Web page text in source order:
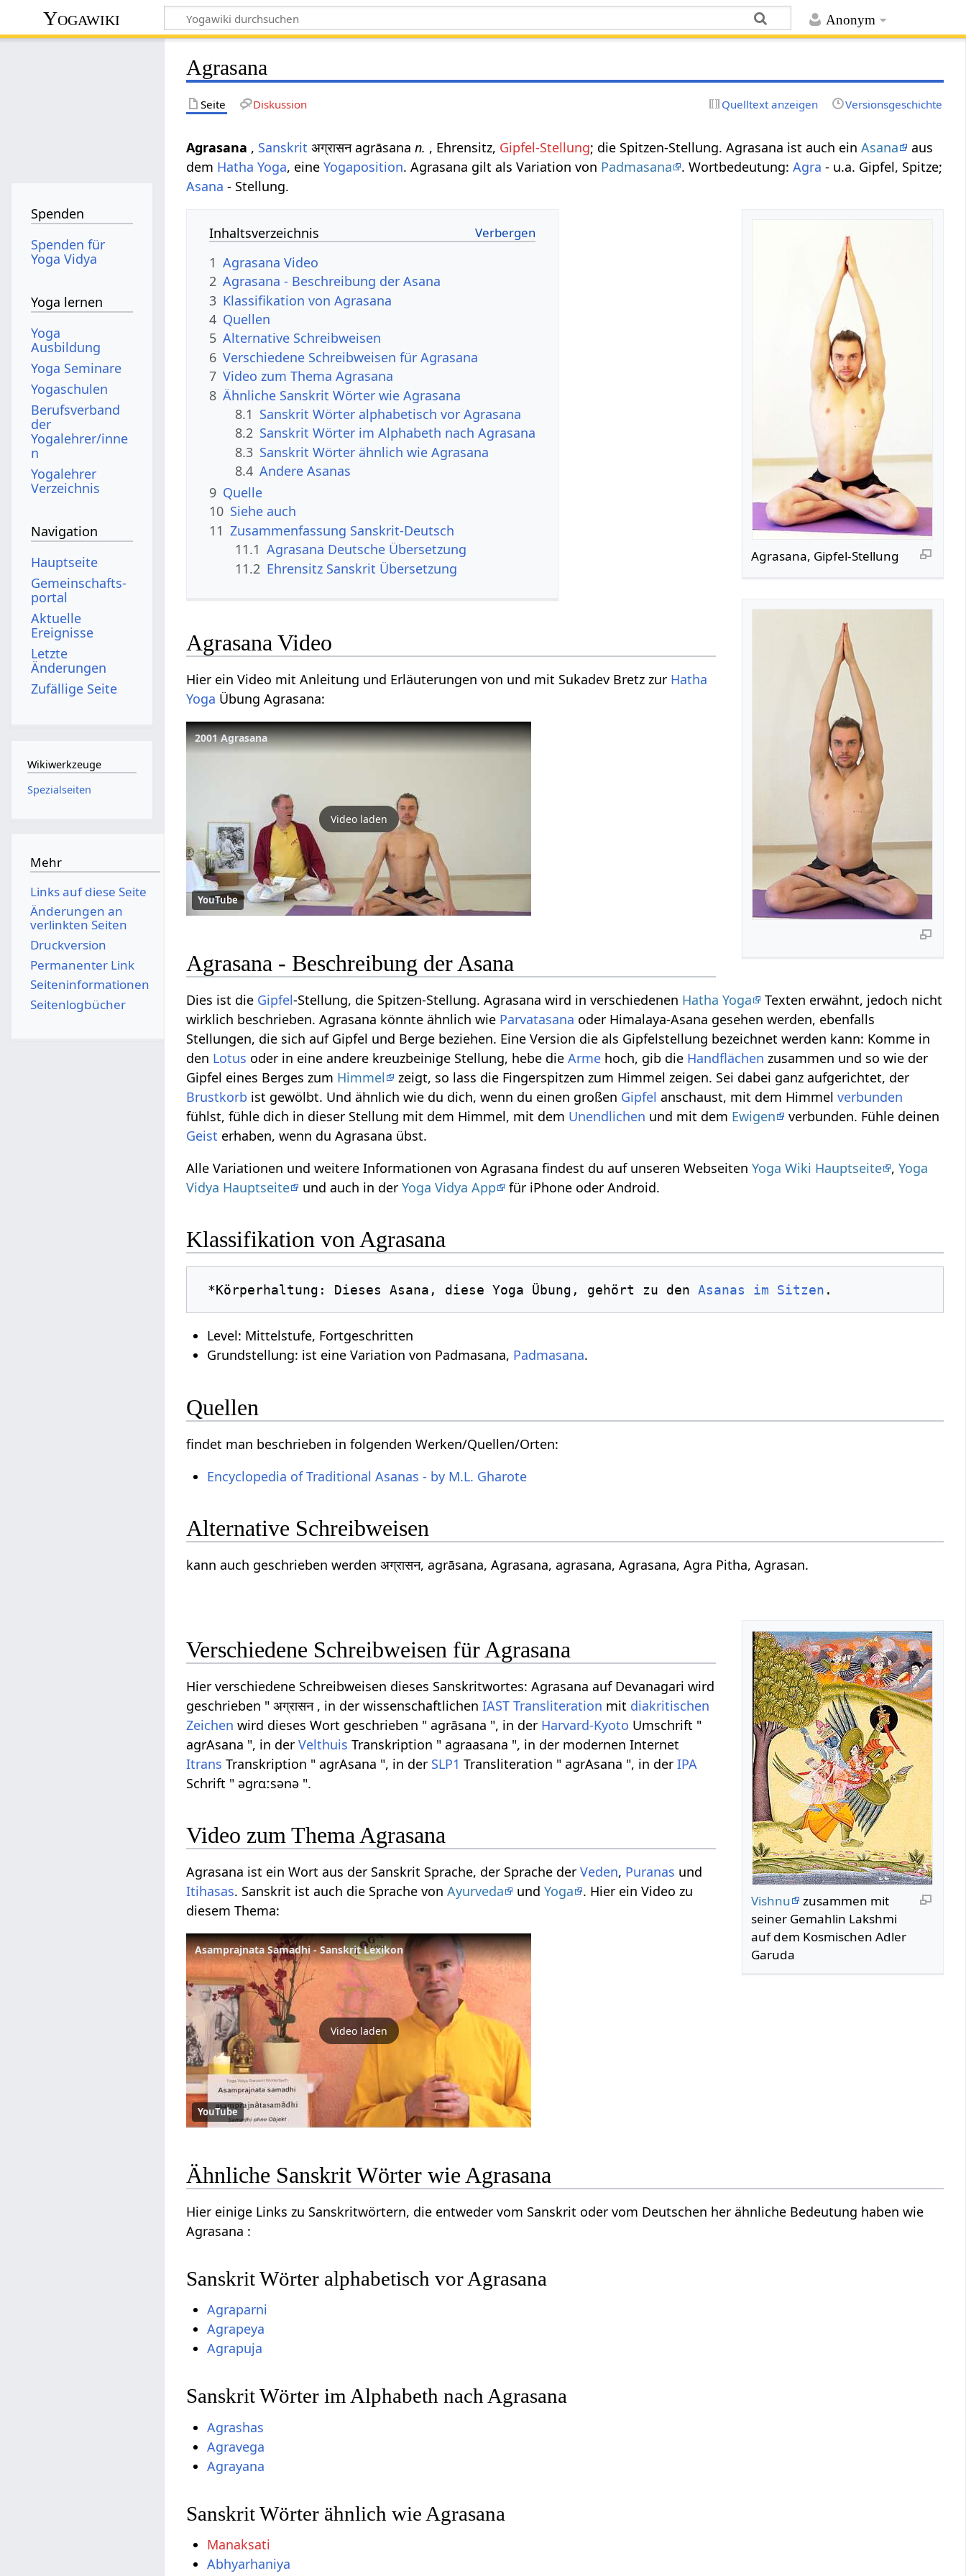
Anonym
Yogawiki
Agrasana
Seite Diskussion Quelltext anzeigen Versionsgeschichte
Agrasana , Sanskrit अग्रासन agrāsanan. , Ehrensitz, Gipfel-Stellung; die Spitzen-Stellung. Agrasana ist auch einAsana
aus
dem Hatha Yoga, eineYogaposition. Agrasana gilt als Variation von Padmasana . Wortbedeutung:Agra - u.a. Gipfel, Spitze;
Asana - Stellung.
Agrasana, Gipfel-Stellung
Inhaltsverzeichnis
1 Agrasana Video
2 Agrasana - Beschreibung der Asana
3 Klassifikation von Agrasana
4 Quellen
5 Alternative Schreibweisen
6 Verschiedene Schreibweisen für Agrasana
7 Video zum Thema Agrasana
8 Ähnliche Sanskrit Wörter wie Agrasana
8.1 Sanskrit Wörter alphabetisch vor Agrasana
8.2 Sanskrit Wörter im Alphabeth nach Agrasana
8.3 Sanskrit Wörter ähnlich wie Agrasana
8.4 Andere Asanas
9 Quelle
10 Siehe auch
11 Zusammenfassung Sanskrit-Deutsch
11.1 Agrasana Deutsche Übersetzung
11.2 Ehrensitz Sanskrit Übersetzung
Agrasana Video
Hier ein Video mit Anleitung und Erläuterungen von und mit Sukadev Bretz zur Hatha
Yoga Übung Agrasana:
2001 Agrasana
Video laden
YouTube
Agrasana - Beschreibung der Asana
Dies ist die Gipfel-Stellung, die Spitzen-Stellung. Agrasana wird in verschiedenen Hatha Yoga
Texten erwähnt, jedoch nicht
wirklich beschrieben. Agrasana könnte ähnlich wie Parvatasana oder Himalaya-Asana gesehen werden, ebenfalls
Stellungen, die sich auf Gipfel und Berge beziehen. Eine Version die als Gipfelstellung bezeichnet werden kann: Komme in
den Lotus oder in eine andere kreuzbeinige Stellung, hebe dieArme hoch, gib die Handflächen zusammen und so wie der
Gipfel eines Berges zum Himmel
zeigt, so lass die Fingerspitzen zum Himmel zeigen. Sei dabei ganz aufgerichtet, der
Brustkorb ist gewölbt. Und ähnlich wie du dich, wenn du einen großen Gipfel anschaust, mit dem Himmelverbunden
fühlst, fühle dich in dieser Stellung mit dem Himmel, mit dem Unendlichen und mit dem Ewigen
verbunden. Fühle deinen
Geist erhaben, wenn du Agrasana übst.
Alle Variationen und weitere Informationen von Agrasana findest du auf unseren WebseitenYoga Wiki Hauptseite ,Yoga
Vidya Hauptseite
und auch in derYoga Vidya App für iPhone oder Android.
Klassifikation von Agrasana
*Körperhaltung: Dieses Asana, diese Yoga Übung, gehört zu den Asanas im Sitzen
Level: Mittelstufe, Fortgeschritten
Grundstellung: ist eine Variation von Padmasana, Padmasana.
Quellen
findet man beschrieben in folgenden Werken/Quellen/Orten:
Encyclopedia of Traditional Asanas - by M.L. Gharote
Alternative Schreibweisen
kann auch geschrieben werden अग्रासन, agrāsana, Agrasana, agrasana, Agrasana, Agra Pitha, Agrasan.
Vishnu
zusammen mit
seiner Gemahlin Lakshmi
auf dem Kosmischen Adler
Garuda
Verschiedene Schreibweisen für Agrasana
Hier verschiedene Schreibweisen dieses Sanskritwortes: Agrasana auf Devanagari wird
geschrieben " अग्रासन , in der wissenschaftlichenIAST Transliteration mit diakritischen
Zeichen wird dieses Wort geschrieben " agrāsana ", in der Harvard-Kyoto Umschrift "
agrAsana ", in derVelthuis Transkription " agraasana ", in der modernen Internet
Itrans Transkription " agrAsana ", in der SLP1 Transliteration " agrAsana ", in derIPA
Schrift " əɡrɑːsənə ".
Video zum Thema Agrasana
Agrasana ist ein Wort aus der Sanskrit Sprache, der Sprache derVeden, Puranas und
Itihasas. Sanskrit ist auch die Sprache vonAyurveda undYoga
. Hier ein Video zu
diesem Thema:
Asamprajnata Samadhi - Sanskrit Lexikon
Video laden
YouTube
Ähnliche Sanskrit Wörter wie Agrasana
Hier einige Links zu Sanskritwörtern, die entweder vom Sanskrit oder vom Deutschen her ähnliche Bedeutung haben wie
Agrasana :
Sanskrit Wörter alphabetisch vor Agrasana
Agraparni
Agrapeya
Agrapuja
Sanskrit Wörter im Alphabeth nach Agrasana
Agrashas
Agravega
Agrayana
Sanskrit Wörter ähnlich wie Agrasana
Manaksati
Abhyarhaniya
Spenden
Spenden für
Yoga Vidya
Yoga lernen
Yoga
Ausbildung
Yoga Seminare
Yogaschulen
Berufsverband
der
Yogalehrer/inne
n
Yogalehrer
Verzeichnis
Navigation
Hauptseite
Gemeinschafts­
portal
Aktuelle
Ereignisse
Letzte
Änderungen
Zufällige Seite
Wikiwerkzeuge
Spezialseiten
Mehr
Links auf diese Seite
Änderungen an
verlinkten Seiten
Druckversion
Permanenter Link
Seiten­­informationen
Seitenlogbücher